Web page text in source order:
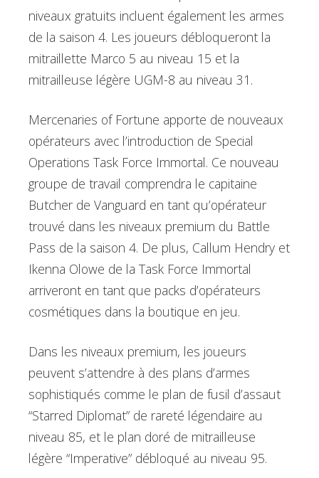
niveaux gratuits incluent également les armes
de la saison 4. Les joueurs débloqueront la
mitraillette Marco 5 au niveau 15 et la
mitrailleuse légère UGM-8 au niveau 31.
Mercenaries of Fortune apporte de nouveaux
opérateurs avec l’introduction de Special
Operations Task Force Immortal. Ce nouveau
groupe de travail comprendra le capitaine
Butcher de Vanguard en tant qu’opérateur
trouvé dans les niveaux premium du Battle
Pass de la saison 4. De plus, Callum Hendry et
Ikenna Olowe de la Task Force Immortal
arriveront en tant que packs d’opérateurs
cosmétiques dans la boutique en jeu.
Dans les niveaux premium, les joueurs
peuvent s’attendre à des plans d’armes
sophistiqués comme le plan de fusil d’assaut
“Starred Diplomat” de rareté légendaire au
niveau 85, et le plan doré de mitrailleuse
légère “Imperative” débloqué au niveau 95.